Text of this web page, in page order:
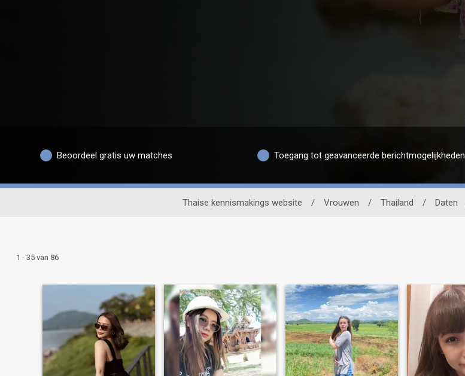
Beoordeel gratis uw matches Toegang tot geavanceerde berichtmogelijkheden
Thaise kennismakings website / Vrouwen / Thailand / Daten
1 - 35 van 86